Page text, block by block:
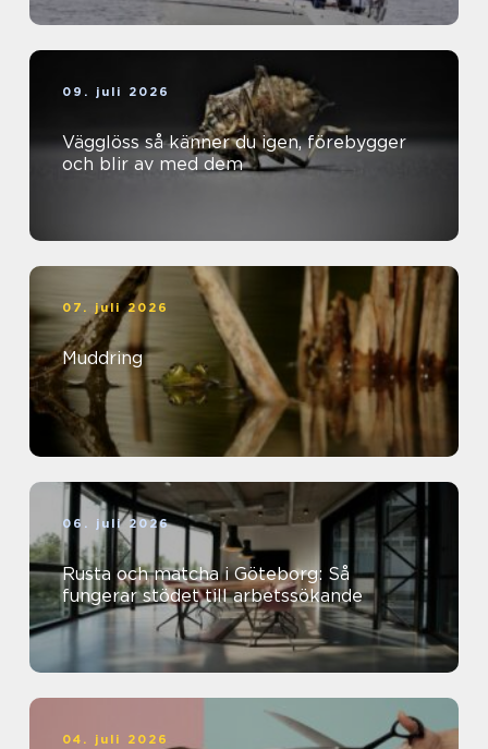
09. juli 2026
Vägglöss så känner du igen, förebygger
och blir av med dem
07. juli 2026
Muddring
06. juli 2026
Rusta och matcha i Göteborg: Så
fungerar stödet till arbetssökande
04. juli 2026